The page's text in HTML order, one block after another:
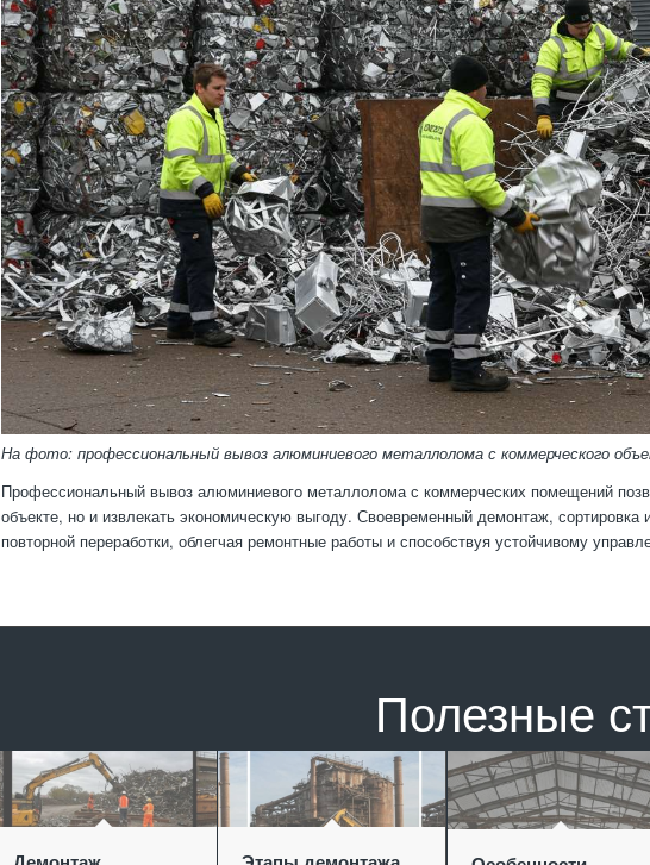
На фото: профессиональный вывоз алюминиевого металлолома с коммерческого
Профессиональный вывоз алюминиевого металлолома с коммерческих помещений
объекте, но и извлекать экономическую выгоду. Своевременный демонтаж,
повторной переработки, облегчая ремонтные работы и способствуя устойчивому
Полезные